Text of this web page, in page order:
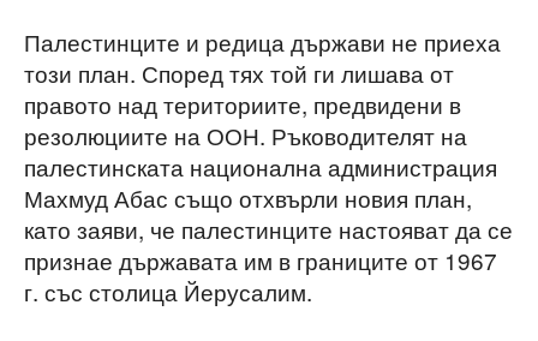
Палестинците и редица държави не приеха
този план. Според тях той ги лишава от
правото над териториите, предвидени в
резолюциите на ООН. Ръководителят на
палестинската национална администрация
Махмуд Абас също отхвърли новия план,
като заяви, че палестинците настояват да се
признае държавата им в границите от 1967
г. със столица Йерусалим.